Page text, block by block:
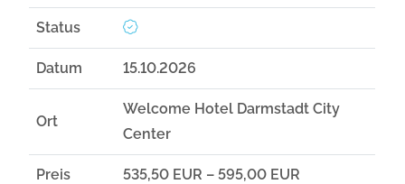
Status
Datum 15.10.2026
Ort
Welcome Hotel Darmstadt City
Center
Preis 535,50 EUR – 595,00 EUR